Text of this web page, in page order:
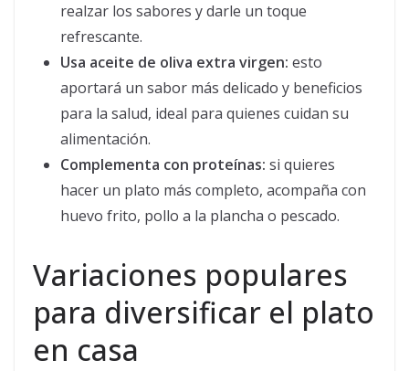
realzar los sabores y darle un toque
refrescante.
Usa aceite de oliva extra virgen: esto
aportará un sabor más delicado y beneficios
para la salud, ideal para quienes cuidan su
alimentación.
Complementa con proteínas: si quieres
hacer un plato más completo, acompaña con
huevo frito, pollo a la plancha o pescado.
Variaciones populares
para diversificar el plato
en casa